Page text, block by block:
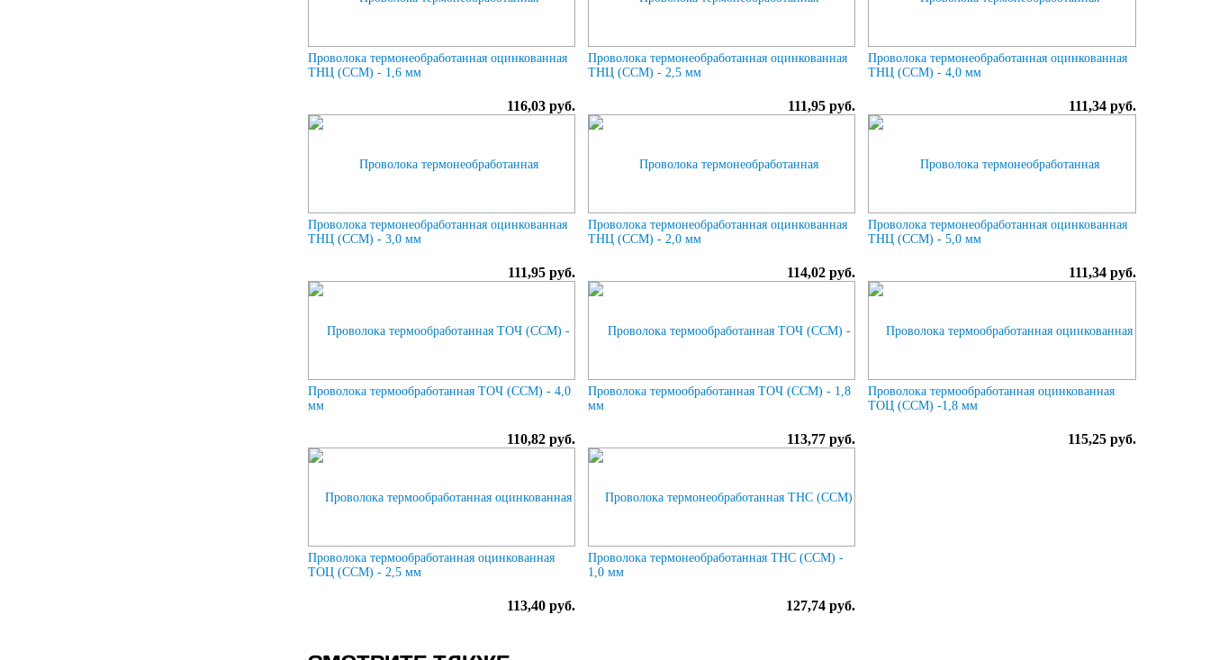
Проволока термонеобработанная оцинкованная
ТНЦ (ССМ) - 1,6 мм
116,03 руб.
Проволока термонеобработанная оцинкованная
ТНЦ (ССМ) - 2,5 мм
111,95 руб.
Проволока термонеобработанная оцинкованная
ТНЦ (ССМ) - 4,0 мм
111,34 руб.
Проволока термонеобработанная оцинкованная
ТНЦ (ССМ) - 3,0 мм
111,95 руб.
Проволока термонеобработанная оцинкованная
ТНЦ (ССМ) - 2,0 мм
114,02 руб.
Проволока термонеобработанная оцинкованная
ТНЦ (ССМ) - 5,0 мм
111,34 руб.
Проволока термообработанная ТОЧ (ССМ) - 4,0
мм
110,82 руб.
Проволока термообработанная ТОЧ (ССМ) - 1,8
мм
113,77 руб.
Проволока термообработанная оцинкованная
ТОЦ (ССМ) -1,8 мм
115,25 руб.
Проволока термообработанная оцинкованная
ТОЦ (ССМ) - 2,5 мм
113,40 руб.
Проволока термонеобработанная ТНС (ССМ) -
1,0 мм
127,74 руб.